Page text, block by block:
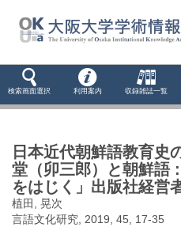
検索画面選択 利用案内 収録雑誌一覧
日本近代朝鮮語教育史
堂（卯三郎）と朝鮮語
をはじく」出版社経営
植田, 晃次
言語文化研究, 2019, 45, 17-35